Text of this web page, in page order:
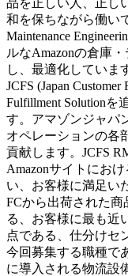
和を保ちながら働い
Maintenance
ルなAmazonの倉庫
し、最適化していま
JCFS (Japan
Fulfillment Solution
す。アマゾンジャパ
オペレーションの各
貢献します。JCFS
Amazonサイトにお
い、お客様に満足い
FCから出荷された
る、お客様に最も近
点である、仕分けセ
今回募集する職種で
に導入される物流設